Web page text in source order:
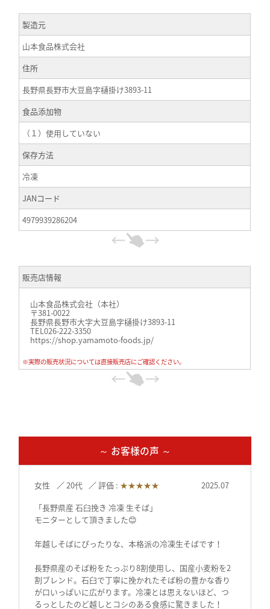
製造元
山本食品株式会社
住所
長野県長野市大豆島字樋掛け3893-11
食品添加物
（１）使用していない
保存方法
冷凍
JANコード
4979939286204
販売店情報
山本食品株式会社（本社）
〒381-0022
長野県長野市大字大豆島字樋掛け3893-11
TEL026-222-3350
https://shop.yamamoto-foods.jp/
※実際の販売状況については直接販売店にご確認ください。
～ お客様の声 ～
女性 20代 評価 : ★★★★★
2025.07
「長野県産 石臼挽き 冷凍 生そば」
モニターとして頂きました😊
年越しそばにぴったりな、本格派の冷凍生そばです！
長野県産のそば粉をたっぷり8割使用し、国産小麦粉を2
割ブレンド。石臼で丁寧に挽かれたそば粉の豊かな香り
が口いっぱいに広がります。冷凍とは思えないほど、つ
るっとしたのど越しとコシのある食感に驚きました！